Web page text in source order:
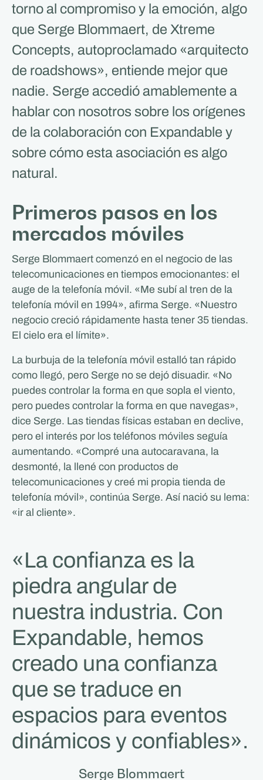
torno al compromiso y la emoción, algo
que Serge Blommaert, de Xtreme
Concepts, autoproclamado «arquitecto
de roadshows», entiende mejor que
nadie. Serge accedió amablemente a
hablar con nosotros sobre los orígenes
de la colaboración con Expandable y
sobre cómo esta asociación es algo
natural.
Primeros pasos en los
mercados móviles
Serge Blommaert comenzó en el negocio de las
telecomunicaciones en tiempos emocionantes: el
auge de la telefonía móvil. «Me subí al tren de la
telefonía móvil en 1994», afirma Serge. «Nuestro
negocio creció rápidamente hasta tener 35 tiendas.
El cielo era el límite».
La burbuja de la telefonía móvil estalló tan rápido
como llegó, pero Serge no se dejó disuadir. «No
puedes controlar la forma en que sopla el viento,
pero puedes controlar la forma en que navegas»,
dice Serge. Las tiendas físicas estaban en declive,
pero el interés por los teléfonos móviles seguía
aumentando. «Compré una autocaravana, la
desmonté, la llené con productos de
telecomunicaciones y creé mi propia tienda de
telefonía móvil», continúa Serge. Así nació su lema:
«ir al cliente».
«La confianza es la
piedra angular de
nuestra industria. Con
Expandable, hemos
creado una confianza
que se traduce en
espacios para eventos
dinámicos y confiables».
Serge Blommaert